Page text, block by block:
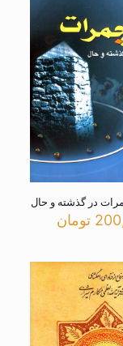
در گذشته و حال
تومان